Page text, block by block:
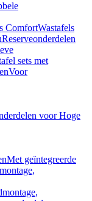
ComfortWastafels
Reserveonderdelen
sets met
Voor
voor Hoge
Met geïntegreerde